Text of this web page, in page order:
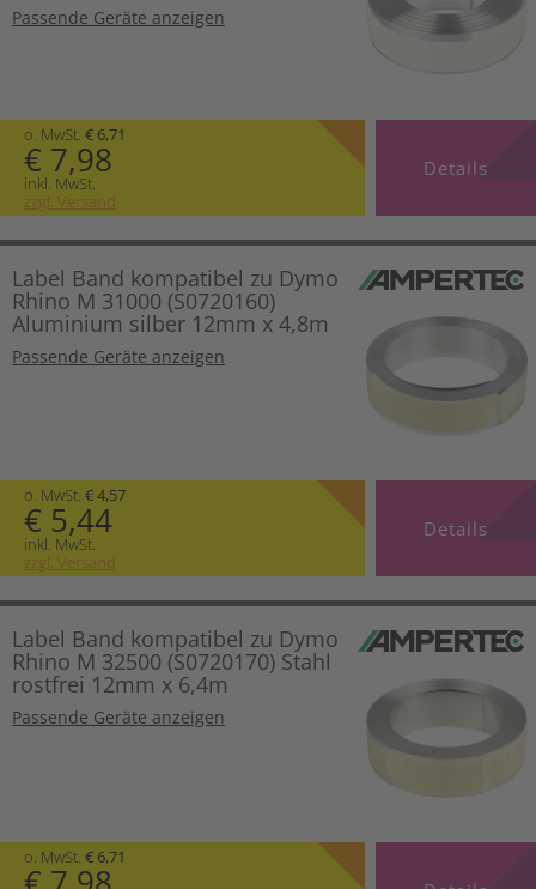
Passende Geräte anzeigen
o. MwSt. € 6,71
€ 7,98
inkl. MwSt.
zzgl. Versand
Details
Label Band kompatibel zu Dymo
Rhino M 31000 (S0720160)
Aluminium silber 12mm x 4,8m
Passende Geräte anzeigen
o. MwSt. € 4,57
€ 5,44
inkl. MwSt.
zzgl. Versand
Details
Label Band kompatibel zu Dymo
Rhino M 32500 (S0720170) Stahl
rostfrei 12mm x 6,4m
Passende Geräte anzeigen
o. MwSt. € 6,71